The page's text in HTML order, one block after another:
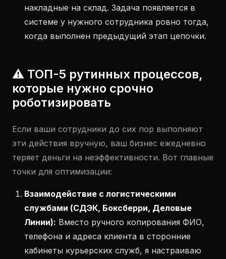
накладные на склад. Задача появляется в
системе у нужного сотрудника ровно тогда,
когда выполнен предыдущий этап цепочки.
⚠️ ТОП-5 рутинных процессов,
которые нужно срочно
роботизировать
Если ваши сотрудники до сих пор выполняют
эти действия вручную, ваш бизнес ежедневно
теряет деньги на неэффективности. Вот главные
точки для оптимизации:
Взаимодействие с логистическими
службами (СДЭК, Боксберри, Деловые
Линии): Вместо ручного копирования ФИО,
телефона и адреса клиента в сторонние
кабинеты курьерских служб, я настраиваю